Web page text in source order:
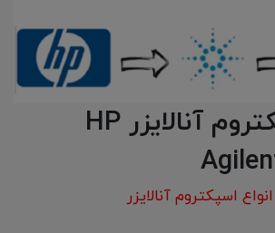
تعمیر اسپکتروم آنالایزر HP
اسپکتروم آنالایزر